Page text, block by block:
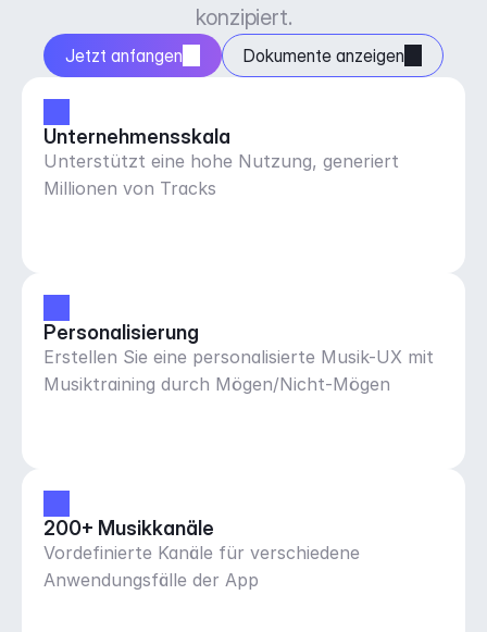
konzipiert.
Jetzt anfangen Dokumente anzeigen
Unternehmensskala
Unterstützt eine hohe Nutzung, generiert
Millionen von Tracks
Personalisierung
Erstellen Sie eine personalisierte Musik-UX mit
Musiktraining durch Mögen/Nicht-Mögen
200+ Musikkanäle
Vordefinierte Kanäle für verschiedene
Anwendungsfälle der App